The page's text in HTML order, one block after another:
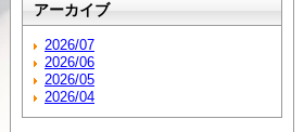
アーカイブ
2026/07
2026/06
2026/05
2026/04